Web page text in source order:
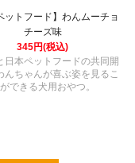
ットフード】わんムーチョ
チーズ味
345円(税込)
日本ペットフードの共同開
んちゃんが喜ぶ姿を見るこ
できる犬用おやつ。